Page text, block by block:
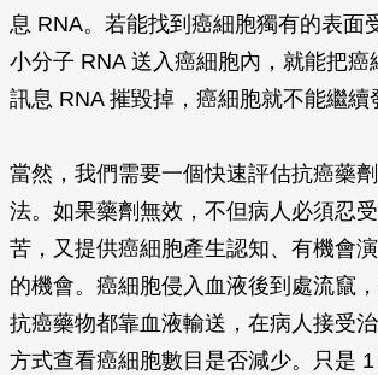
息 RNA。若能找到癌細胞獨有的表面
小分子 RNA 送入癌細胞內，就能把癌
訊息 RNA 摧毀掉，癌細胞就不能繼續
當然，我們需要一個快速評估抗癌藥
法。如果藥劑無效，不但病人必須忍
苦，又提供癌細胞產生認知、有機會
的機會。癌細胞侵入血液後到處流竄
抗癌藥物都靠血液輸送，在病人接受
方式查看癌細胞數目是否減少。只是